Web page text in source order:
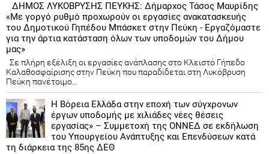
ΔΗΜΟΣ ΛΥΚΟΒΡΥΣΗΣ ΠΕΥΚΗΣ: Δήμαρχος Τάσος Μαυρίδης
«Με γοργό ρυθμό προχωρούν οι εργασίες ανακατασκευής
του Δημοτικού Γηπέδου Μπάσκετ στην Πεύκη - Εργαζόμαστε
για την άρτια κατάσταση όλων των υποδομών του Δήμου
μας»
Σε πλήρη εξέλιξη οι εργασίες ανάπλασης στο Κλειστό Γήπεδο
Καλαθοσφαίρισης στην Πεύκη που παραδίδεται στη Λυκόβρυση
Πεύκη πανέτοιμο...
Η Βόρεια Ελλάδα στην εποχή των σύγχρονων
έργων υποδομής με χιλιάδες νέες θέσεις
εργασίας» – Συμμετοχή της ΟΝΝΕΔ σε εκδήλωση
του Υπουργείου Ανάπτυξης και Επενδύσεων κατά
τη διάρκεια της 85ης ΔΕΘ